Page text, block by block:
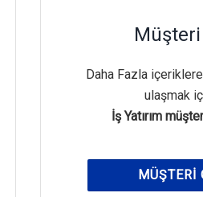
Müşteri
Daha Fazla
ulaşmak
İş Yatırım
MÜŞTERI